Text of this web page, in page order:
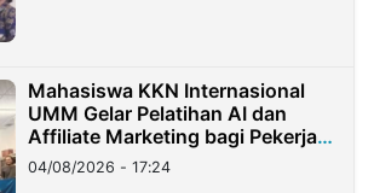
Mahasiswa KKN Internasional
UMM Gelar Pelatihan AI dan
Affiliate Marketing bagi Pekerja
Migran Indonesia di Taiwan
04/08/2026 - 17:24